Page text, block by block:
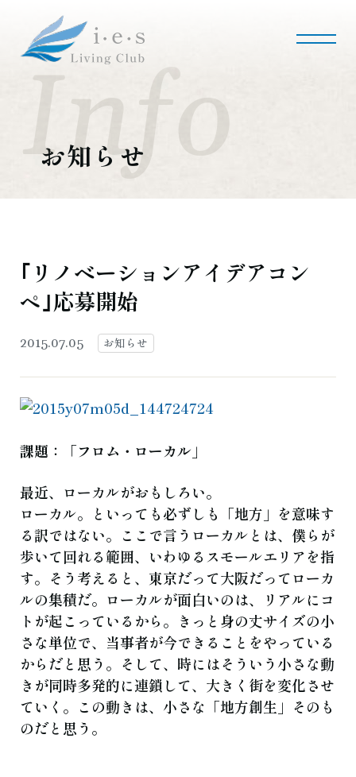
お知らせ
｢リノベーションアイデアコン
ペ｣応募開始
2015.07.05 お知らせ
課題：「フロム・ローカル」
最近、ローカルがおもしろい。
ローカル。といっても必ずしも「地方」を意味す
る訳ではない。ここで言うローカルとは、僕らが
歩いて回れる範囲、いわゆるスモールエリアを指
す。そう考えると、東京だって大阪だってローカ
ルの集積だ。ローカルが面白いのは、リアルにコ
トが起こっているから。きっと身の丈サイズの小
さな単位で、当事者が今できることをやっている
からだと思う。そして、時にはそういう小さな動
きが同時多発的に連鎖して、大きく街を変化させ
ていく。この動きは、小さな「地方創生」そのも
のだと思う。
i・e・sリビング倶楽部について
事業内容
会社概要
施工事例・実績
マンションリノベーション
採用情報
よくある質問 お知らせ ブログ
ご相談・お問い合わせ